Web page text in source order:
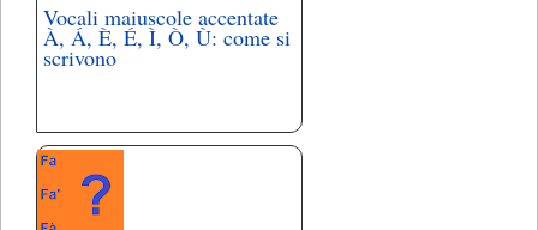
Vocali maiuscole accentate
À, Á, È, É, Ì, Ò, Ù: come si
scrivono